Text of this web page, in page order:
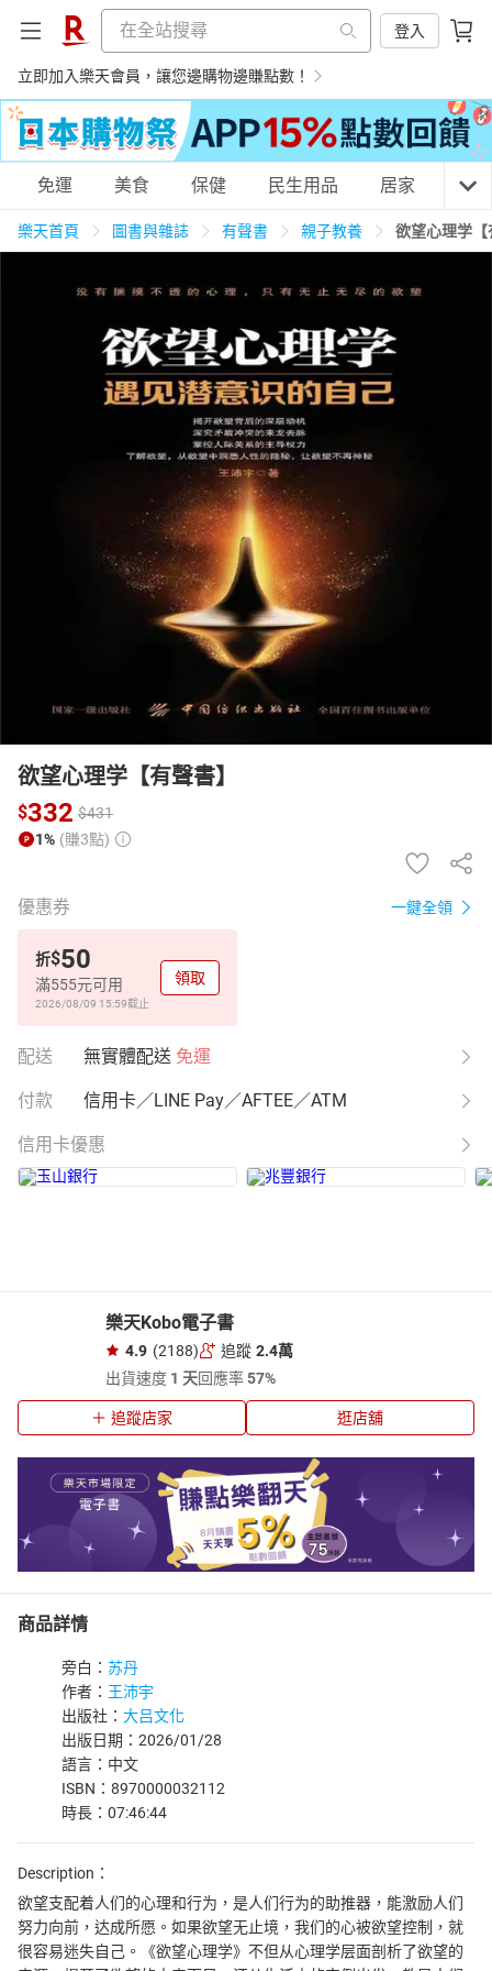
登入
立即加入樂天會員，讓您邊購物邊賺點數！
購物網分類
天天免運 美食蛋糕 養生保健 民生用品
3C家電 運動休閒 親子玩具
男裝 化妝保養
電子/紙本書
HOT
免運 美食 保健 民生用品 居家 3C
樂天首頁 圖書與雜誌 有聲書 親子教養 欲望心理学【
欲望心理学【有聲書】
$332 $431
1% (賺3點)
優惠券 一鍵全領
折$50
滿555元可用
2026/08/09 15:59截止
領取
配送 無實體配送 免運
付款 信用卡／LINE Pay／AFTEE／ATM
信用卡優惠
樂天Kobo電子書
4.9 (2188) 追蹤 2.4萬
出貨速度 1 天回應率57%
追蹤店家 逛店舖
商品詳情
旁白： 苏丹
作者： 王沛宇
出版社： 大吕文化
出版日期：2026/01/28
語言：中文
ISBN：8970000032112
時長：07:46:44
Description：
欲望支配着人们的心理和行为，是人们行为的助推器，能激励人们
努力向前，达成所愿。如果欲望无止境，我们的心被欲望控制，就
很容易迷失自己。《欲望心理学》不但从心理学层面剖析了欲望的